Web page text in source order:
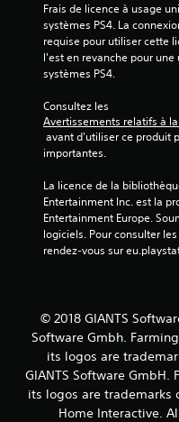
Frais de licence à usage
systèmes PS4. La
requise pour utiliser cette
l'est en revanche pour
systèmes PS4.
Consultez les
Avertissements relatifs à
importantes.
La licence de la
Entertainment Inc. est la
Entertainment Europe.
logiciels. Pour consulter
rendez-vous sur
© 2018 GIANTS
Software Gmbh.
its logos are
GIANTS Software GmbH.
its logos are trademarks
Home Interactive.